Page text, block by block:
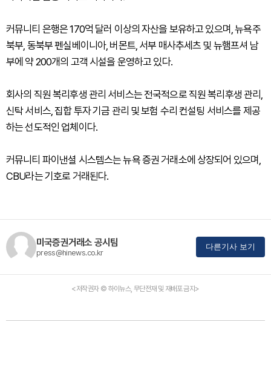
커뮤니티 은행은 170억 달러 이상의 자산을 보유하고 있으며, 뉴욕주
북부, 동북부 펜실베이니아, 버몬트, 서부 매사추세츠 및 뉴햄프셔 남
부에 약 200개의 고객 시설을 운영하고 있다.
회사의 직원 복리후생 관리 서비스는 전국적으로 직원 복리후생 관리,
신탁 서비스, 집합 투자 기금 관리 및 보험 수리 컨설팅 서비스를 제공
하는 선도적인 업체이다.
커뮤니티 파이낸셜 시스템스는 뉴욕 증권 거래소에 상장되어 있으며,
CBU라는 기호로 거래된다.
미국증권거래소 공시팀
press@hinews.co.kr
다른기사 보기
<저작권자 © 하이뉴스, 무단전재 및 재배포 금지>